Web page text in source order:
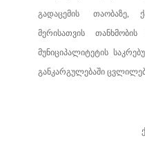
გადაცემის
თაობაზე,
მერისათვის
თანხმობის
მუნიციპალიტეტის
განკარგულებაში